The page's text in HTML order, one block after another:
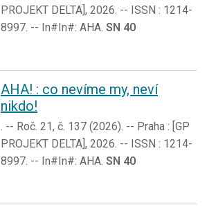
PROJEKT DELTA], 2026. -- ISSN : 1214-
8997. -- In#In#: AHA. SN 40
AHA! : co nevíme my, neví
nikdo!
. -- Roč. 21, č. 137 (2026). -- Praha : [GP
PROJEKT DELTA], 2026. -- ISSN : 1214-
8997. -- In#In#: AHA. SN 40